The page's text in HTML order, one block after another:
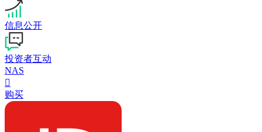
信息公开
投资者互动
NAS

购买